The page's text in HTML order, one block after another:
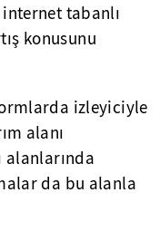
tabanlı
konusunu
izleyiciyle
alanı
da bu alanla